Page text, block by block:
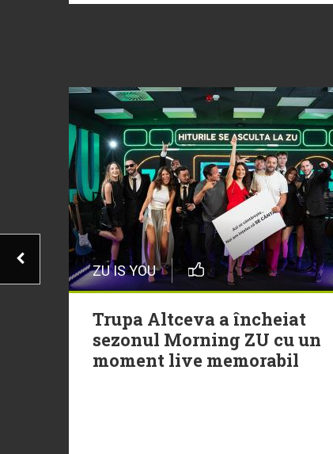
ZU IS YOU
Trupa Altceva a încheiat
sezonul Morning ZU cu un
moment live memorabil